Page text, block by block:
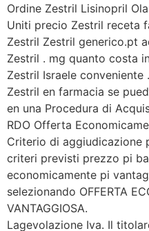
Ordine Zestril Lisinopril
Uniti precio Zestril receta
Zestril Zestril generico.pt
Zestril . mg quanto costa
Zestril Israele
Zestril en farmacia se
en una Procedura di
RDO Offerta
Criterio di aggiudicazione
criteri previsti prezzo pi
economicamente pi
selezionando OFFERTA
VANTAGGIOSA.
Lagevolazione Iva. Il